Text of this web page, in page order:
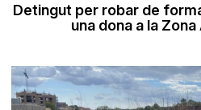
Detingut per robar de
una dona a la